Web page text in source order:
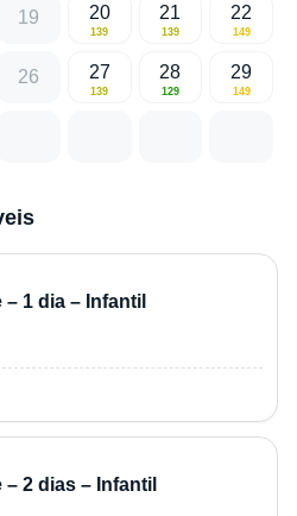
19 20
139
21
139
22
149
26 27
139
28
129
29
149
1 dia – Infantil
– 2 dias – Infantil